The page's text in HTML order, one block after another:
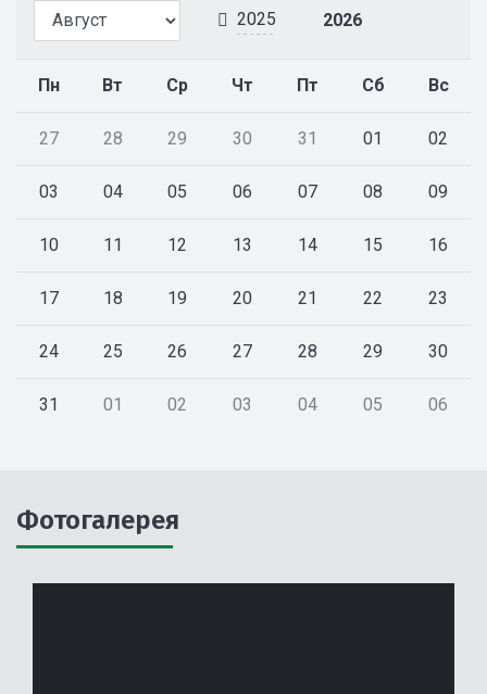
2025 2026
Пн Вт Ср Чт Пт Сб Вс
27 28 29 30 31 01 02
03 04 05 06 07 08 09
10 11 12 13 14 15 16
17 18 19 20 21 22 23
24 25 26 27 28 29 30
31 01 02 03 04 05 06
Фотогалерея